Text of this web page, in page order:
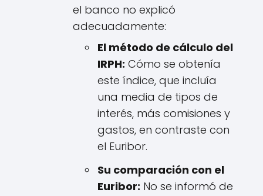
el banco no explicó
adecuadamente:
El método de cálculo del
IRPH: Cómo se obtenía
este índice, que incluía
una media de tipos de
interés, más comisiones y
gastos, en contraste con
el Euribor.
Su comparación con el
Euribor: No se informó de